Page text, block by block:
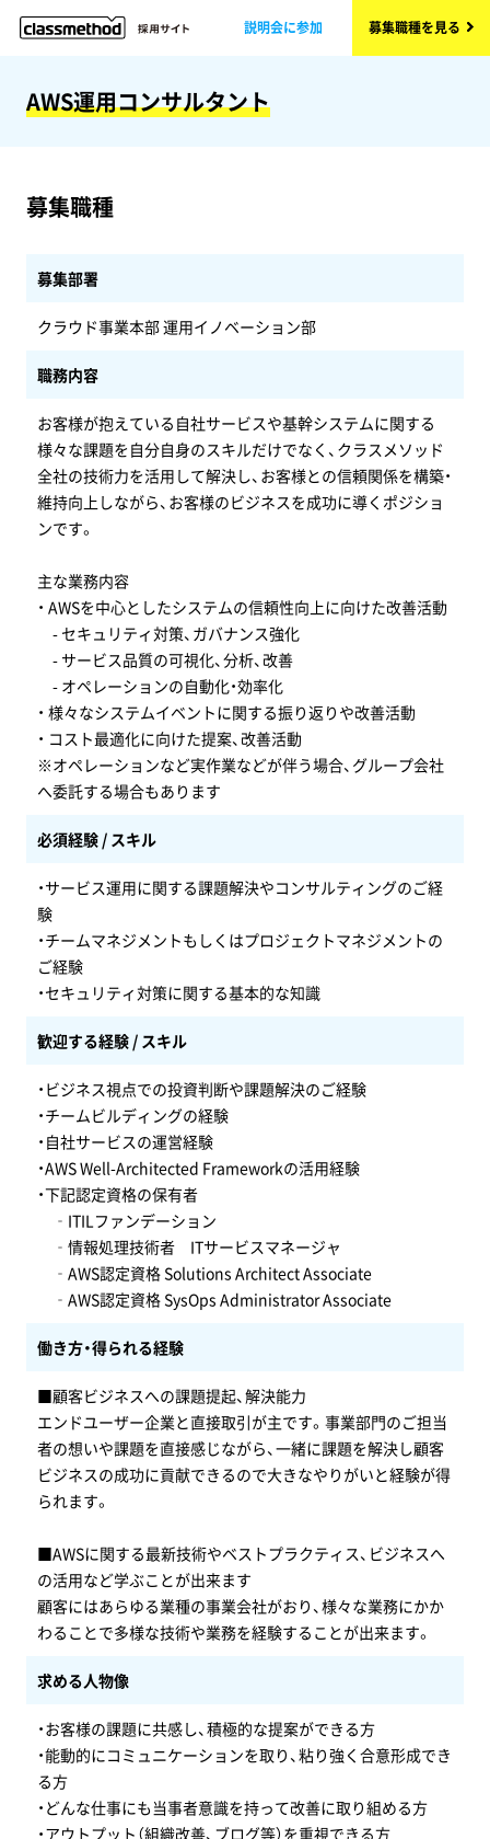
説明会に参加 募集職種を見る
AWS運用コンサルタント
募集職種
募集部署
クラウド事業本部 運用イノベーション部
職務内容
お客様が抱えている自社サービスや基幹システムに関する
様々な課題を自分自身のスキルだけでなく、クラスメソッド
全社の技術力を活用して解決し、お客様との信頼関係を構築・
維持向上しながら、お客様のビジネスを成功に導くポジショ
ンです。
主な業務内容
・ AWSを中心としたシステムの信頼性向上に向けた改善活動
- セキュリティ対策、ガバナンス強化
- サービス品質の可視化、分析、改善
- オペレーションの自動化・効率化
・ 様々なシステムイベントに関する振り返りや改善活動
・ コスト最適化に向けた提案、改善活動
※オペレーションなど実作業などが伴う場合、グループ会社
へ委託する場合もあります
必須経験 / スキル
・サービス運用に関する課題解決やコンサルティングのご経
験
・チームマネジメントもしくはプロジェクトマネジメントの
ご経験
・セキュリティ対策に関する基本的な知識
歓迎する経験 / スキル
・ビジネス視点での投資判断や課題解決のご経験
・チームビルディングの経験
・自社サービスの運営経験
・AWS Well-Architected Frameworkの活用経験
・下記認定資格の保有者
‐ITILファンデーション
‐情報処理技術者 ITサービスマネージャ
‐AWS認定資格 Solutions Architect Associate
‐AWS認定資格 SysOps Administrator Associate
働き方・得られる経験
■顧客ビジネスへの課題提起、解決能力
エンドユーザー企業と直接取引が主です。事業部門のご担当
者の想いや課題を直接感じながら、一緒に課題を解決し顧客
ビジネスの成功に貢献できるので大きなやりがいと経験が得
られます。
■AWSに関する最新技術やベストプラクティス、ビジネスへ
の活用など学ぶことが出来ます
顧客にはあらゆる業種の事業会社がおり、様々な業務にかか
わることで多様な技術や業務を経験することが出来ます。
求める人物像
・お客様の課題に共感し、積極的な提案ができる方
・能動的にコミュニケーションを取り、粘り強く合意形成でき
る方
・どんな仕事にも当事者意識を持って改善に取り組める方
・アウトプット（組織改善、ブログ等）を重視できる方